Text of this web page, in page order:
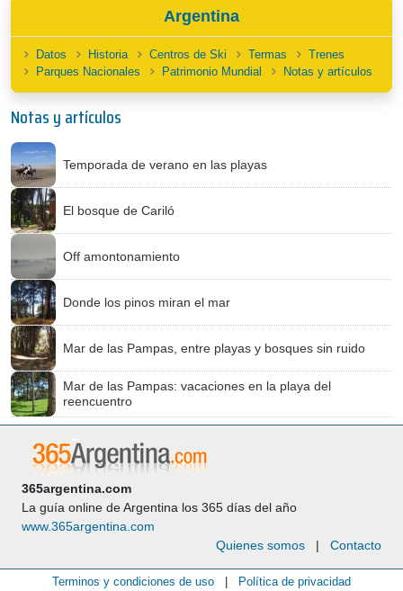
Argentina
Datos Historia Centros de Ski Termas
Trenes
Parques Nacionales
Patrimonio Mundial Notas y artículos
Notas y artículos
Temporada de verano en las playas
El bosque de Cariló
Off amontonamiento
Donde los pinos miran el mar
Mar de las Pampas, entre playas y bosques sin ruido
Mar de las Pampas: vacaciones en la playa del
reencuentro
365argentina.com
La guía online de Argentina los 365 días del año
www.365argentina.com
Quienes somos | Contacto
Terminos y condiciones de uso Política de privacidad